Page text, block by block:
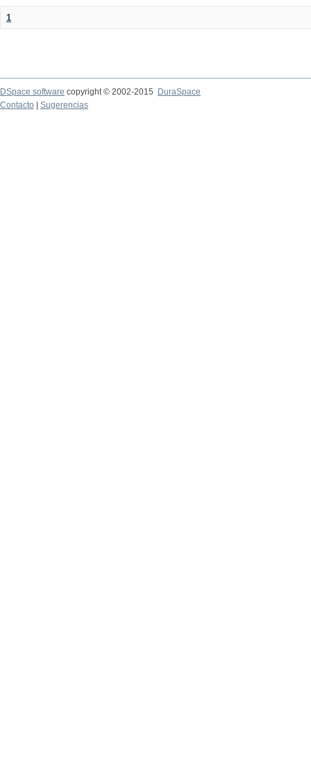
1
DSpace software copyright © 2002-2015
DuraSpace
Contacto
Sugerencias